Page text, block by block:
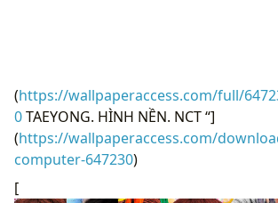
(https://wallpaperaccess.com/full/
0TAEYONG. HÌNH NỀN. NCT “]
(https://wallpaperaccess.com/
computer-647230)
[